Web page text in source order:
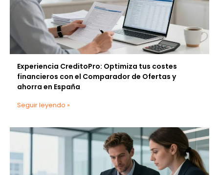
Experiencia CreditoPro: Optimiza tus costes
financieros con el Comparador de Ofertas y
ahorra en España
Seguir leyendo »